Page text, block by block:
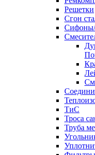
Решетки
Сгон
ТиС
Троса
Труба